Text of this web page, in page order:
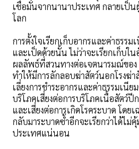
เชื่อมั่นจากนานาประเทศ กลายเป็
โลก
การตั้งใจเรียกเก็บอากรและค่าธรร
และเป็ดด้วยนั้น ไม่ว่าจะเรียกเก็บใน
ผลลัพธ์ที่สวนทางต่อเจตนารมณ์ของ
ทำให้มีการลักลอบฆ่าสัตว์นอกโรงฆ่
เลี่ยงการชำระอากรและค่าธรรมเนี
บริโภคเสี่ยงต่อการบริโภคเนื้อสัตว์
และเสี่ยงต่อการเกิดโรคระบาด โด
กลับมาระบาดซ้ำอีกจะเรียกว่าได้ไม่
ประเทศแน่นอน